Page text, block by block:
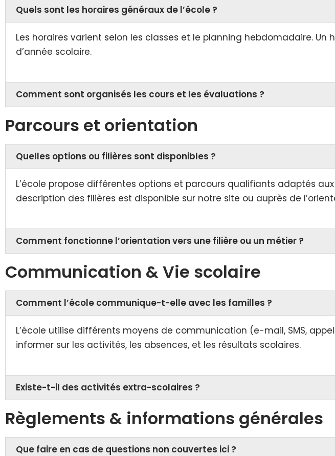
Quels sont les horaires généraux de l’école ?
Les horaires varient selon les classes et le planning hebdomadaire.
d’année scolaire.
Comment sont organisés les cours et les évaluations ?
Parcours et orientation
Quelles options ou filières sont disponibles ?
L’école propose différentes options et parcours qualifiants adaptés
description des filières est disponible sur notre site ou auprès de
Comment fonctionne l’orientation vers une filière ou un métier ?
Communication & Vie scolaire
Comment l’école communique-t-elle avec les familles ?
L’école utilise différents moyens de communication (e-mail, SMS,
informer sur les activités, les absences, et les résultats scolaires.
Existe-t-il des activités extra-scolaires ?
Règlements & informations générales
Que faire en cas de questions non couvertes ici ?